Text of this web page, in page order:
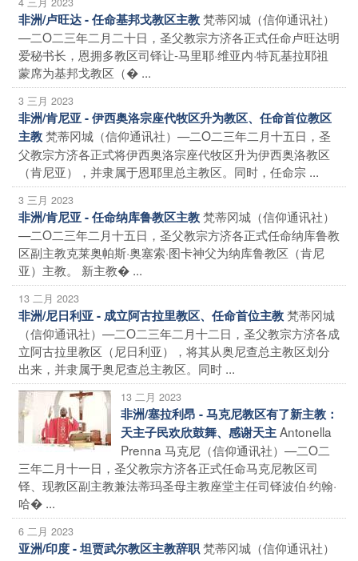
非洲/卢旺达 - 任命基邦戈教区主教梵蒂冈城（信仰通讯社）
—二O二三年二月二十日，圣父教宗方济各正式任命卢旺达明
爱秘书长，恩拥多教区司铎让-马里耶·维亚内·特瓦基拉耶祖
蒙席为基邦戈教区（� ...
3 三月 2023
非洲/肯尼亚 - 伊西奥洛宗座代牧区升为教区、任命首位教区
主教梵蒂冈城（信仰通讯社）—二O二三年二月十五日，圣
父教宗方济各正式将伊西奥洛宗座代牧区升为伊西奥洛教区
（肯尼亚），并隶属于恩耶里总主教区。同时，任命宗 ...
3 三月 2023
非洲/肯尼亚 - 任命纳库鲁教区主教梵蒂冈城（信仰通讯社）
—二O二三年二月十五日，圣父教宗方济各正式任命纳库鲁教
区副主教克莱奥帕斯·奥塞索·图卡神父为纳库鲁教区（肯尼
亚）主教。 新主教� ...
13 二月 2023
非洲/尼日利亚 - 成立阿古拉里教区、任命首位主教梵蒂冈城
（信仰通讯社）—二O二三年二月十二日，圣父教宗方济各成
立阿古拉里教区（尼日利亚），将其从奥尼查总主教区划分
出来，并隶属于奥尼查总主教区。同时 ...
13 二月 2023
非洲/塞拉利昂 - 马克尼教区有了新主教：
天主子民欢欣鼓舞、感谢天主Antonella
Prenna 马克尼（信仰通讯社）—二O二
三年二月十一日，圣父教宗方济各正式任命马克尼教区司
铎、现教区副主教兼法蒂玛圣母主教座堂主任司铎波伯·约翰·
哈� ...
6 二月 2023
亚洲/印度 - 坦贾武尔教区主教辞职梵蒂冈城（信仰通讯社）